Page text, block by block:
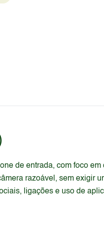
de entrada, com foco
razoável, sem exigir
ligações e uso de